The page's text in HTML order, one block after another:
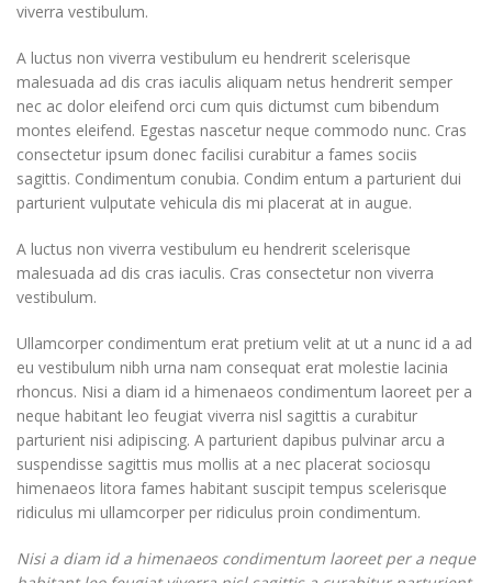
viverra vestibulum.
A luctus non viverra vestibulum eu hendrerit scelerisque
malesuada ad dis cras iaculis aliquam netus hendrerit semper
nec ac dolor eleifend orci cum quis dictumst cum bibendum
montes eleifend. Egestas nascetur neque commodo nunc. Cras
consectetur ipsum donec facilisi curabitur a fames sociis
sagittis. Condimentum conubia. Condim entum a parturient dui
parturient vulputate vehicula dis mi placerat at in augue.
A luctus non viverra vestibulum eu hendrerit scelerisque
malesuada ad dis cras iaculis. Cras consectetur non viverra
vestibulum.
Ullamcorper condimentum erat pretium velit at ut a nunc id a ad
eu vestibulum nibh urna nam consequat erat molestie lacinia
rhoncus. Nisi a diam id a himenaeos condimentum laoreet per a
neque habitant leo feugiat viverra nisl sagittis a curabitur
parturient nisi adipiscing. A parturient dapibus pulvinar arcu a
suspendisse sagittis mus mollis at a nec placerat sociosqu
himenaeos litora fames habitant suscipit tempus scelerisque
ridiculus mi ullamcorper per ridiculus proin condimentum.
Nisi a diam id a himenaeos condimentum laoreet per a neque